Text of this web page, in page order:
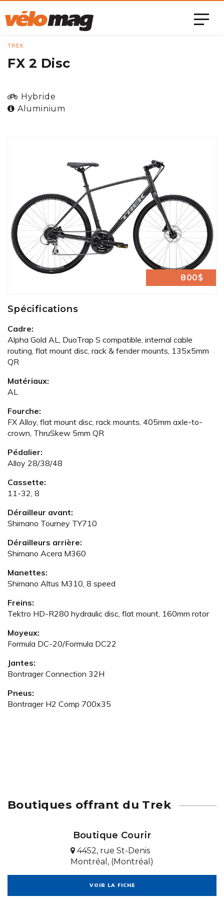
TREK
FX 2 Disc
Hybride
Aluminium
800$
Spécifications
Cadre:
Alpha Gold AL, DuoTrap S compatible, internal cable
routing, flat mount disc, rack & fender mounts, 135x5mm
QR
Matériaux:
AL
Fourche:
FX Alloy, flat mount disc, rack mounts, 405mm axle-to-
crown, ThruSkew 5mm QR
Pédalier:
Alloy 28/38/48
Cassette:
11-32, 8
Dérailleur avant:
Shimano Tourney TY710
Dérailleurs arrière:
Shimano Acera M360
Manettes:
Shimano Altus M310, 8 speed
Freins:
Tektro HD-R280 hydraulic disc, flat mount, 160mm rotor
Moyeux:
Formula DC-20/Formula DC22
Jantes:
Bontrager Connection 32H
Pneus:
Bontrager H2 Comp 700x35
Boutiques offrant du Trek
Boutique Courir
4452, rue St-Denis
Montréal, (Montréal)
VOIR LA FICHE